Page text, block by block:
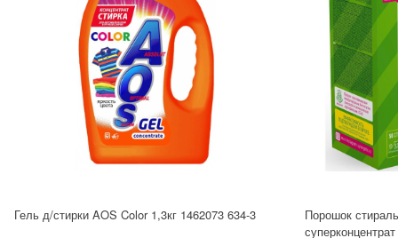
Гель д/стирки AOS Color 1,3кг 1462073 634-3
Порошок